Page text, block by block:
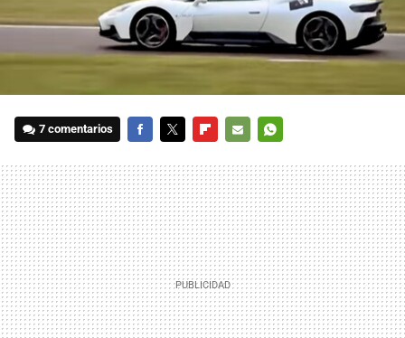
7 comentarios
MAIL